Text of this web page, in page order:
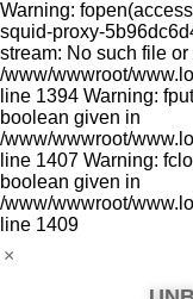
Warning:
squid-proxy-
stream: No such file
/www/wwwroot/
line 1394 Warning:
boolean given in
/www/wwwroot/
line 1407 Warning:
boolean given in
/www/wwwroot/
line 1409
×